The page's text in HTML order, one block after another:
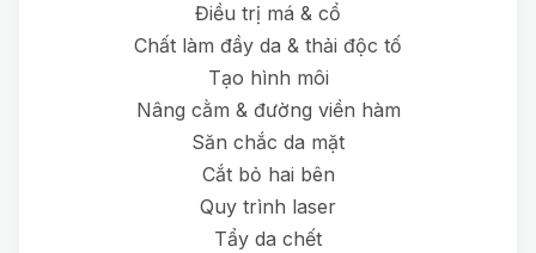
Điều trị má & cổ
Chất làm đầy da & thải độc tố
Tạo hình môi
Nâng cằm & đường viền hàm
Săn chắc da mặt
Cắt bỏ hai bên
Quy trình laser
Tẩy da chết